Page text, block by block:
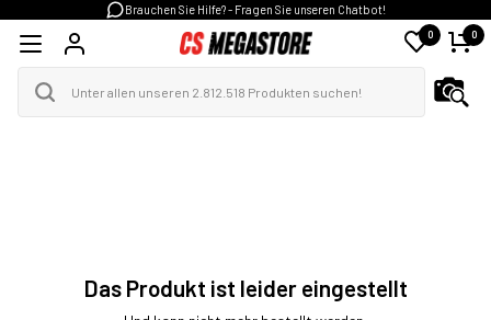
Brauchen Sie Hilfe? - Fragen Sie unseren Chatbot!
0 0
Das Produkt ist leider eingestellt